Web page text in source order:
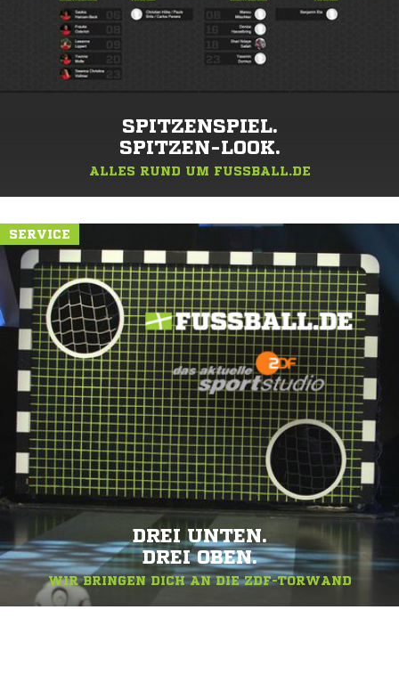
SPITZENSPIEL.
SPITZEN-LOOK.
ALLES RUND UM FUSSBALL.DE
SERVICE
DREI UNTEN.
DREI OBEN.
WIR BRINGEN DICH AN DIE ZDF-TORWAND